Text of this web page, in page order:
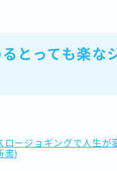
とっても楽な
ロージョギングで人生が
書)